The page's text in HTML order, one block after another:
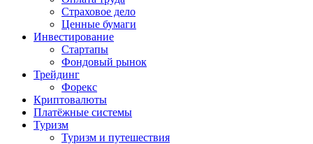
Страховое дело
Ценные бумаги
Инвестирование
Стартапы
Фондовый рынок
Трейдинг
Форекс
Криптовалюты
Платёжные системы
Туризм
Туризм и путешествия